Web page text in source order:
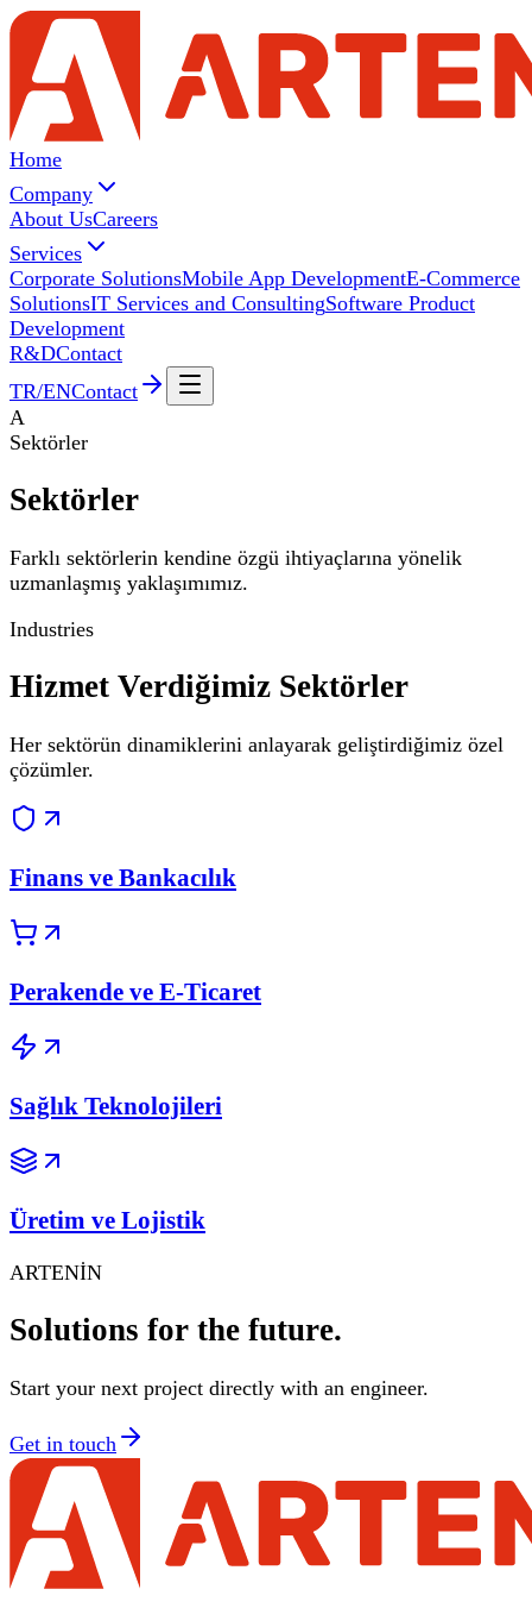
Home
Company
About UsCareers
Services
Corporate SolutionsMobile App DevelopmentE-Commerce
SolutionsIT Services and ConsultingSoftware Product
Development
R&DContact
TR/ENContact
A
Sektörler
Sektörler
Farklı sektörlerin kendine özgü ihtiyaçlarına yönelik
uzmanlaşmış yaklaşımımız.
Industries
Hizmet Verdiğimiz Sektörler
Her sektörün dinamiklerini anlayarak geliştirdiğimiz özel
çözümler.
Finans ve Bankacılık
Perakende ve E-Ticaret
Sağlık Teknolojileri
Üretim ve Lojistik
ARTENİN
Solutions for the future.
Start your next project directly with an engineer.
Get in touch